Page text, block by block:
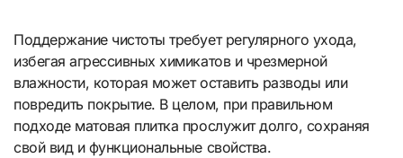
Поддержание чистоты требует регулярного ухода,
избегая агрессивных химикатов и чрезмерной
влажности, которая может оставить разводы или
повредить покрытие. В целом, при правильном
подходе матовая плитка прослужит долго, сохраняя
свой вид и функциональные свойства.